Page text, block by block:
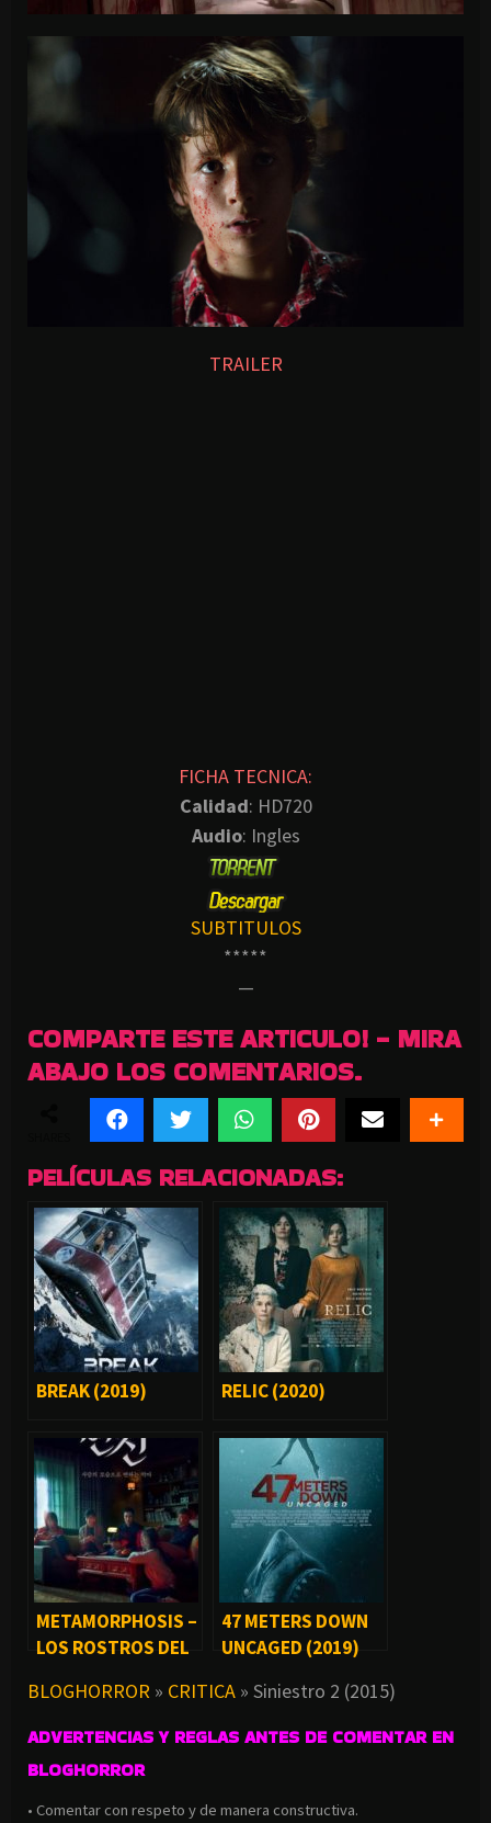
TRAILER
FICHA TECNICA:
Calidad: HD720
Audio: Ingles
SUBTITULOS
*****
—
COMPARTE ESTE ARTICULO! - MIRA
ABAJO LOS COMENTARIOS.
PELÍCULAS RELACIONADAS:
BREAK (2019) RELIC (2020)
METAMORPHOSIS –
LOS ROSTROS DEL
47 METERS DOWN
UNCAGED (2019)
BLOGHORROR » CRITICA » Siniestro 2 (2015)
ADVERTENCIAS Y REGLAS ANTES DE COMENTAR EN
BLOGHORROR
• Comentar con respeto y de manera constructiva.